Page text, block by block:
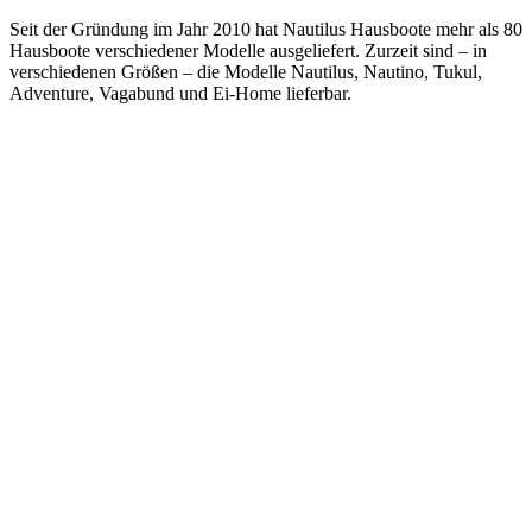
Seit der Gründung im Jahr 2010 hat Nautilus Hausboote mehr als 80
Hausboote verschiedener Modelle ausgeliefert. Zurzeit sind – in
verschiedenen Größen – die Modelle Nautilus, Nautino, Tukul,
Adventure, Vagabund und Ei-Home lieferbar.